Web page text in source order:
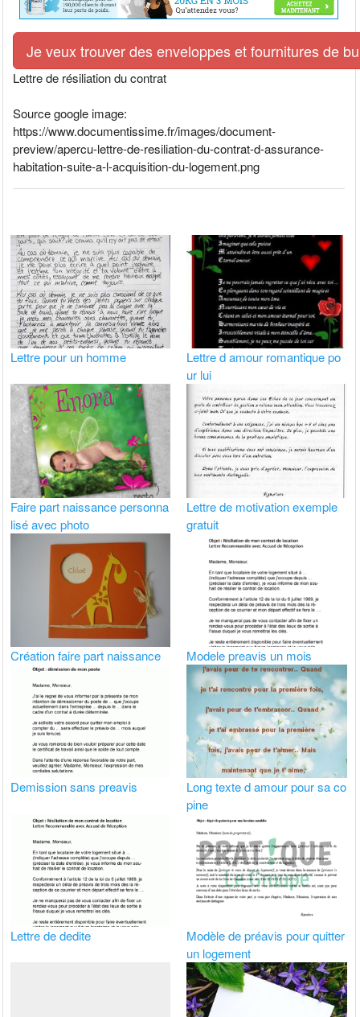
Je veux trouver des enveloppes et fournitures de
Lettre de résiliation du contrat
Source google image:
https://www.documentissime.fr/images/document-
preview/apercu-lettre-de-resiliation-du-contrat-d-assurance-
habitation-suite-a-l-acquisition-du-logement.png
Lettre pour un homme
Lettre d amour romantique po
ur lui
Faire part naissance personna
lisé avec photo
Lettre de motivation exemple
gratuit
Création faire part naissance Modele preavis un mois
Demission sans preavis
Long texte d amour pour sa co
pine
Lettre de dedite
Modèle de préavis pour quitter
un logement